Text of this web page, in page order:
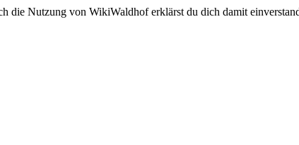
Nutzung von WikiWaldhof erklärst du dich damit